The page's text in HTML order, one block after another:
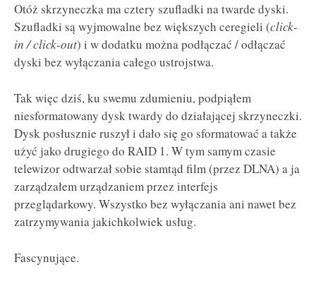
Otóż skrzyneczka ma cztery szufladki na twarde dyski.
Szufladki są wyjmowalne bez większych ceregieli (click-
in / click-out) i w dodatku można podłączać / odłączać
dyski bez wyłączania całego ustrojstwa.
Tak więc dziś, ku swemu zdumieniu, podpiąłem
niesformatowany dysk twardy do działającej skrzyneczki.
Dysk posłusznie ruszył i dało się go sformatować a także
użyć jako drugiego do RAID 1. W tym samym czasie
telewizor odtwarzał sobie stamtąd film (przez DLNA) a ja
zarządzałem urządzaniem przez interfejs
przeglądarkowy. Wszystko bez wyłączania ani nawet bez
zatrzymywania jakichkolwiek usług.
Fascynujące.